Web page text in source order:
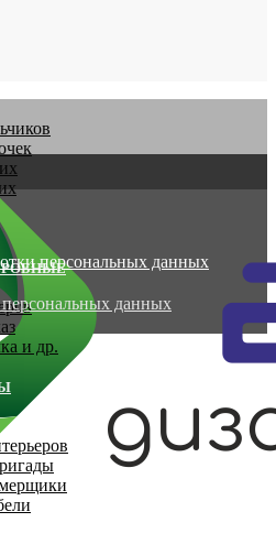
и др.
персональных данных
персональных данных